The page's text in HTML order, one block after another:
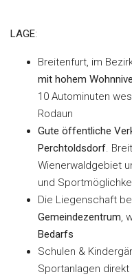
LAGE:
Breitenfurt, im
mit hohem
10 Autominuten
Rodaun
Gute öffentliche
Perchtoldsdorf.
Wienerwaldgebiet
und
Die Liegenschaft
Gemeindezentrum,
Bedarfs
Schulen &
Sportanlagen direkt